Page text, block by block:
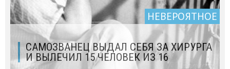
НЕВЕРОЯТНОЕ
САМОЗВАНЕЦ ВЫДАЛ СЕБЯ ЗА ХИРУРГА
И ВЫЛЕЧИЛ 15 ЧЕЛОВЕК ИЗ 16